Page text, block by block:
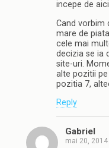
incepe de
Cand vorbim
mare de
cele mai
decizia se ia
site-uri.
alte pozitii
pozitia 7,
Reply
Gabriel
mai 20, 2014